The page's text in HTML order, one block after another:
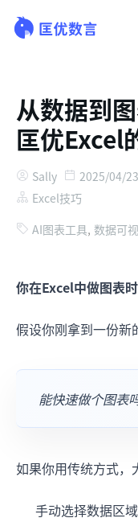
从数据到
匡优Excel
Sally 2025/04/23
Excel技巧
AI图表工具, 数据可
你在Excel中做图表
假设你刚拿到一份新
能快速做个图表
如果你用传统方式，
手动选择数据区域